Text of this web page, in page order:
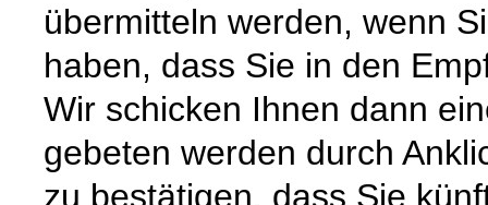
übermitteln werden, wenn
haben, dass Sie in den
Wir schicken Ihnen dann
gebeten werden durch
zu bestätigen, dass Sie